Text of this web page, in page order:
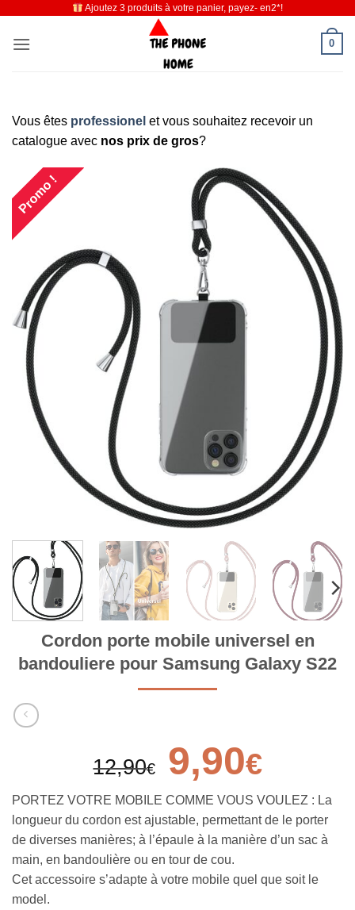
contenu
Ajoutez 3 produits à votre panier, payez- en2*!
0
Vous êtes professionel et vous souhaitez recevoir un
catalogue avec nos prix de gros?
Promo !
Cordon porte mobile universel en
bandouliere pour Samsung Galaxy S22
12,90€ 9,90€
PORTEZ VOTRE MOBILE COMME VOUS VOULEZ : La
longueur du cordon est ajustable, permettant de le porter
de diverses manières; à l’épaule à la manière d’un sac à
main, en bandoulière ou en tour de cou.
Cet accessoire s’adapte à votre mobile quel que soit le
model.